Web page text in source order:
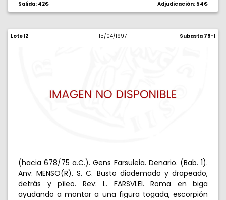
Salida: 42€ Adjudicación: 54€
Lote 12 15/04/1997 Subasta 79-1
(hacia 678/75 a.C.). Gens Farsuleia. Denario. (Bab. 1).
Anv: MENSO(R). S. C. Busto diademado y drapeado,
detrás y píleo. Rev: L. FARSVLEI. Roma en biga
ayudando a montar a una figura togada, escorpión